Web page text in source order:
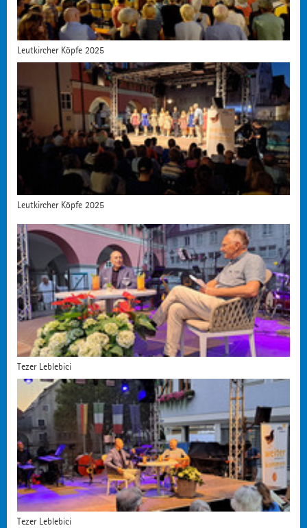
Leutkircher Köpfe 2025
Leutkircher Köpfe 2025
Tezer Leblebici
Tezer Leblebici